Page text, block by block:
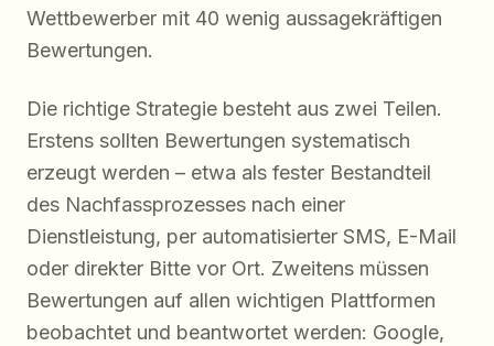
Wettbewerber mit 40 wenig aussagekräftigen
Bewertungen.
Die richtige Strategie besteht aus zwei Teilen.
Erstens sollten Bewertungen systematisch
erzeugt werden – etwa als fester Bestandteil
des Nachfassprozesses nach einer
Dienstleistung, per automatisierter SMS, E-Mail
oder direkter Bitte vor Ort. Zweitens müssen
Bewertungen auf allen wichtigen Plattformen
beobachtet und beantwortet werden: Google,